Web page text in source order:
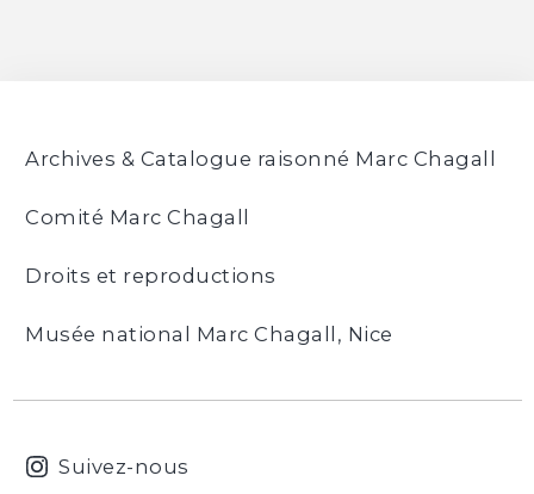
Archives & Catalogue raisonné Marc Chagall
Comité Marc Chagall
Droits et reproductions
Musée national Marc Chagall, Nice
Suivez-nous